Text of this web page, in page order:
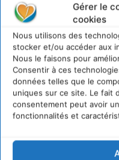
Gérer le
cookies
Nous utilisons des
stocker et/ou accéder aux
Nous le faisons pour
Consentir à ces
données telles que le
uniques sur ce site. Le fait
consentement peut avoir
fonctionnalités et